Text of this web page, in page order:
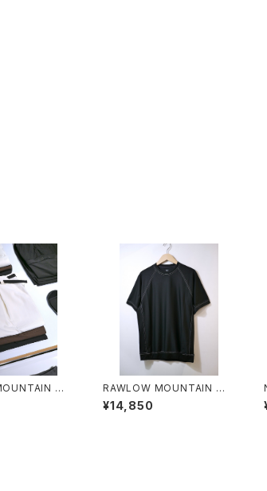
WO
BAKER PANT
RAWLOW MOUNTAIN WO
RKS / DAD LITE CREW
¥14,850